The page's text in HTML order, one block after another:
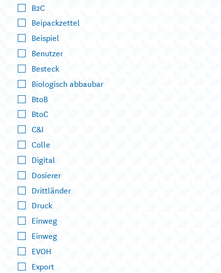
B2C
Beipackzettel
Beispiel
Benutzer
Besteck
Biologisch abbaubar
BtoB
BtoC
C&I
Colle
Digital
Dosierer
Drittländer
Druck
Einweg
Einweg
EVOH
Export